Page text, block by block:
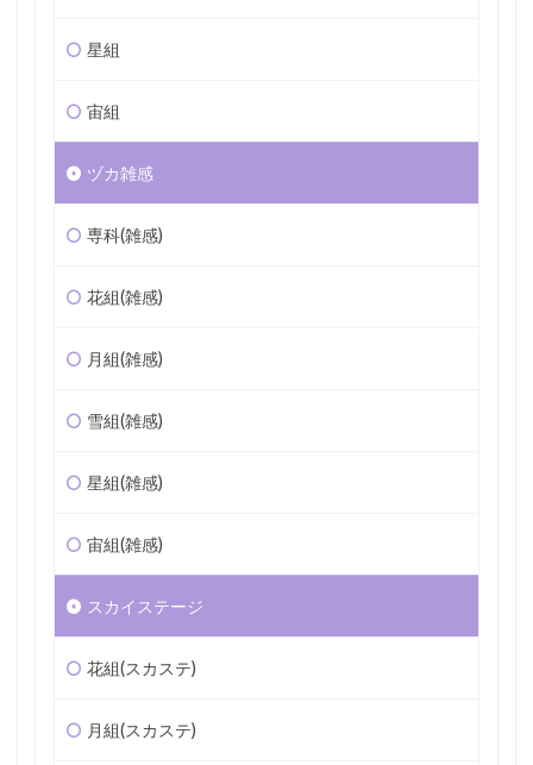
星組
宙組
ヅカ雑感
専科(雑感)
花組(雑感)
月組(雑感)
雪組(雑感)
星組(雑感)
宙組(雑感)
スカイステージ
花組(スカステ)
月組(スカステ)